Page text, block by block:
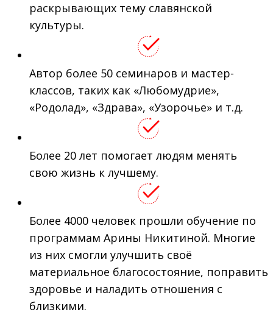
раскрывающих тему славянской
культуры.
Автор более 50 семинаров и мастер-
классов, таких как «Любомудрие»,
«Родолад», «Здрава», «Узорочье» и т.д.
Более 20 лет помогает людям менять
свою жизнь к лучшему.
Более 4000 человек прошли обучение по
программам Арины Никитиной. Многие
из них смогли улучшить своё
материальное благосостояние, поправить
здоровье и наладить отношения с
близкими.